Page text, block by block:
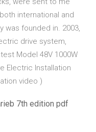
international and
was founded in. 2003,
drive system,
Model 48V 1000W
Electric Installation
video )
7th edition pdf